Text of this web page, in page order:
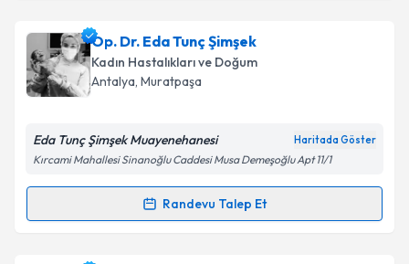
kapsamda işlenmesini kabul ediyorum.
Takvim Talebini Gönder
Op. Dr. Suat Kayaalpiçin randevu takvimi talebi
oluşturun. Size bu uzmandan randevu almanız için bir
takvim hazırlandığında e-posta ile bilgilendireceğiz.
Kişisel verilerimin işlenmesine ilişkin
Metni'ni okudum ve kişisel verilerimin belirtilen
Op. Dr. Eda Tunç Şimşek
Kadın Hastalıkları ve Doğum
Antalya, Muratpaşa
Eda Tunç Şimşek Muayenehanesi Haritada Göster
Kırcami Mahallesi Sinanoğlu Caddesi Musa Demeşoğlu Apt 11/1
Randevu Talep Et
Randevu Takvimi Talebi